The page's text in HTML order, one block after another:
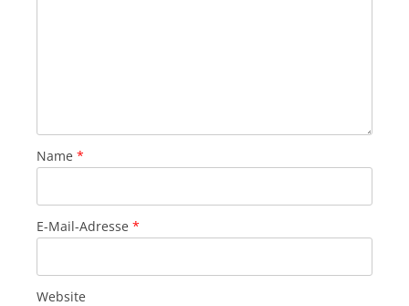
Name *
E-Mail-Adresse *
Website